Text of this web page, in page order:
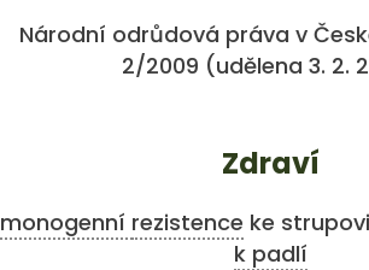
Národní odrůdová práva v
2/2009 (udělena 3. 2.
Zdraví
monogenní rezistence ke
k padlí